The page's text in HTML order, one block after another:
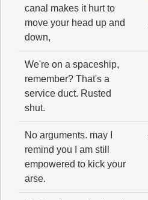
canal makes it hurt to
move your head up and
down,
We're on a spaceship,
remember? That's a
service duct. Rusted
shut.
No arguments. may I
remind you I am still
empowered to kick your
arse.